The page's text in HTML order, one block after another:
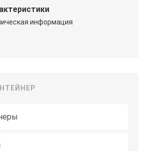
информация